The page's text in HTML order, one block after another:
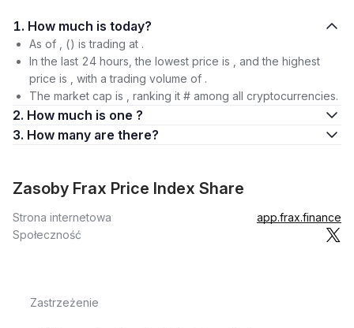
1. How much is today?
As of , () is trading at .
In the last 24 hours, the lowest price is , and the highest
price is , with a trading volume of .
The market cap is , ranking it # among all cryptocurrencies.
2. How much is one ?
3. How many are there?
Zasoby Frax Price Index Share
Strona internetowa
app.frax.finance
Społeczność
Zastrzeżenie